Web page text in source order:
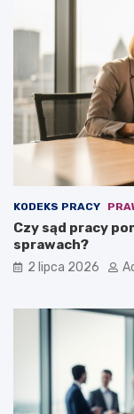
KODEKS PRACY
Czy sąd pracy
sprawach?
2 lipca 2026